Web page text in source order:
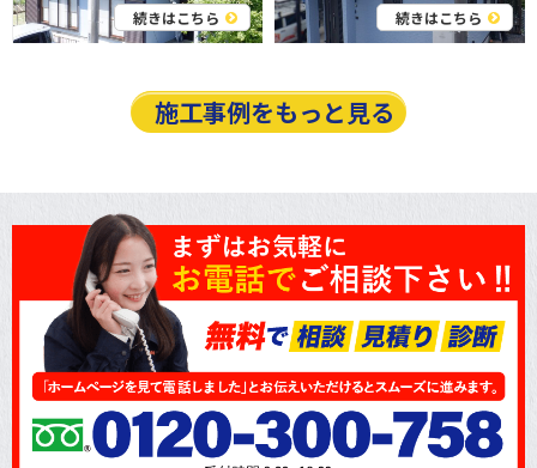
続きはこちら 続きはこちら
施工事例をもっと見る